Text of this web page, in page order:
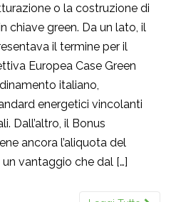
o la costruzione di
chiave green. Da un lato, il
il termine per il
Europea Case Green
italiano,
energetici vincolanti
Dall’altro, il Bonus
ancora l’aliquota del
vantaggio che dal […]